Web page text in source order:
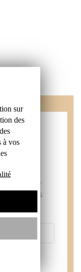
? Ne
! Inscrivez-
premiers
sur
des
à vos